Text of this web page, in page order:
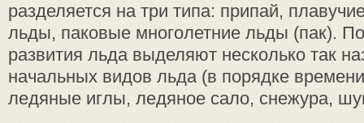
разделяется на три типа: припай,
льды, паковые многолетние льды (пак).
развития льда выделяют несколько так
начальных видов льда (в порядке
ледяные иглы, ледяное сало, снежура,